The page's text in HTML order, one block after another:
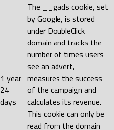
1 year
24
days
The __gads cookie, set
by Google, is stored
under DoubleClick
domain and tracks the
number of times users
see an advert,
measures the success
of the campaign and
calculates its revenue.
This cookie can only be
read from the domain